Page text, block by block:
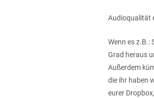
Audioqualität
Wenn es z.B.:
Grad heraus
Außerdem
die ihr haben
eurer